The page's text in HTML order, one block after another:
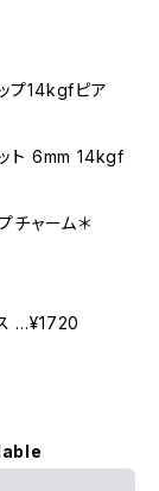
プ14kgfピア
ット 6mm 14kgf
チャーム＊
…¥1720